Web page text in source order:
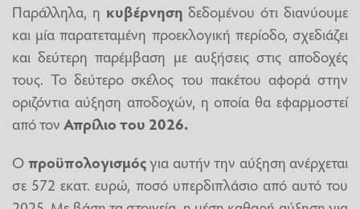
Παράλληλα, η κυβέρνηση δεδομένου ότι διανύουμε
και μία παρατεταμένη προεκλογική περίοδο, σχεδιάζει
και δεύτερη παρέμβαση με αυξήσεις στις αποδοχές
τους. Το δεύτερο σκέλος του πακέτου αφορά στην
οριζόντια αύξηση αποδοχών, η οποία θα εφαρμοστεί
από τονΑπρίλιο του 2026.
Οπροϋπολογισμόςγια αυτήν την αύξηση ανέρχεται
σε 572 εκατ. ευρώ, ποσό υπερδιπλάσιο από αυτό του